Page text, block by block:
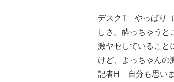
デスクT やっぱり（
しさ。酔っちゃうと
激ヤセしていること
けど、よっちゃんの
記者H 自分も思い